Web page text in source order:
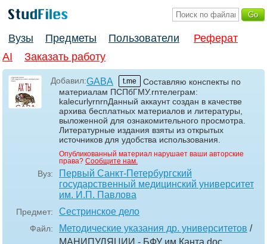
Вузы Предметы Пользователи
Реферат
AI
Заказать работу
Добавил:GABA t.me
Составляю конспекты по
материалам ПСПбГМУ.rnтелеграм:
kalecurlyrnrnДанный аккаунт создан в качестве
архива бесплатных материалов и литературы,
выложенной для ознакомительного просмотра.
Литературные издания взяты из открытых
источников для удобства использования.
Опубликованный материал нарушает ваши авторские
права? Сообщите нам.
Вуз:
Первый Санкт-Петербургский
государственный медицинский университет
им. И.П. Павлова
Предмет: Сестринское дело
Файл: Методические указания др. университетов /